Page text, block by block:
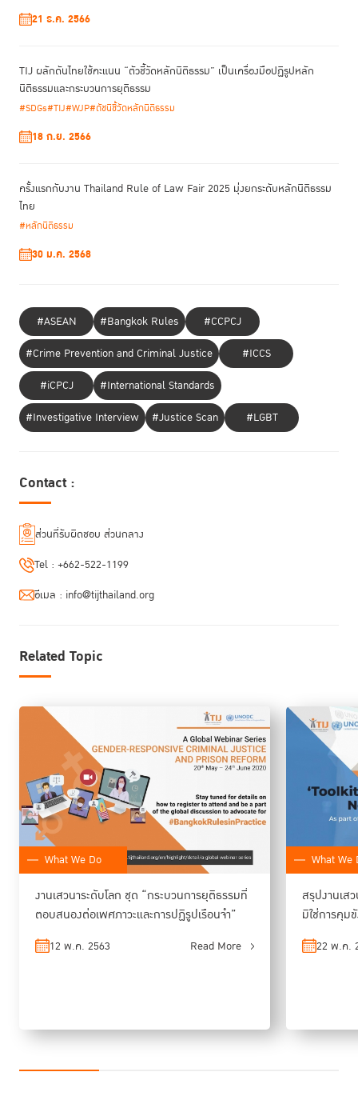
ถึงเรื่องราว และเสริมพลังให้พวกเธอ เพราะเสียงของพวกเธอ
“เมื่อมองไปถึงอนาคตในอีก 10 ปีข้างหน้า เราจำเป็นต้อง
ทำงานร่วมกันทั้งในระดับรัฐบาล ภาคประชาสังคม ภาคเอกชน
การปรับปรุงกระบวนการยุติธรรมอย่างเป็นรูปธรรม โดยมอง
พวกเธอกลับคืนสู่สังคมได้อย่างยั่งยืนต่อไป”
งานประชุมระดับสูงผ่านช่องทางออนไลน์ในครั้งนี้ ยังมีผู้เชี่ยวชาญด้านการ
ออสเตรีย โอลิเวีย โรป ผู้อำนวยการ PRI แคทเธอรีน เฮิร์ด ผู้อำนวยการ
ซึ่งดำเนินรายการโดยชลธิช ชื่นอุระ ผู้อำนวยการสำนักส่งเสริมข้อกำหนด
กรุงเทพและการปฏิบัติต่อผู้กระทำผิด TIJ
Dr. Catherine Heard's PowerPoint
21 ธ.ค. 2566
TIJ ผลักดันไทยใช้คะแนน “ตัวชี้วัดหลักนิติธรรม” เป็นเครื่องมือปฏิรูปหลัก
นิติธรรมและกระบวนการยุติธรรม
#SDGs#TIJ#WJP#ดัชนีชี้วัดหลักนิติธรรม
18 ก.ย. 2566
ครั้งแรกกับงาน Thailand Rule of Law Fair 2025 มุ่งยกระดับหลักนิติธรรม
ไทย
#หลักนิติธรรม
30 ม.ค. 2568
#ASEAN #Bangkok Rules
#CCPCJ
#Crime Prevention and Criminal Justice
#ICCS
#iCPCJ
#International Standards
#Investigative Interview
#Justice Scan #LGBT
Contact :
ส่วนที่รับผิดชอบ ส่วนกลาง
Tel : +662-522-1199
อีเมล : info@tijthailand.org
Related Topic
What We Do
งานเสวนาระดับโลก ชุด “กระบวนการยุติธรรมที่
ตอบสนองต่อเพศภาวะและการปฏิรูปเรือนจำ”
12 พ.ค. 2563 Read More
What We
สรุปงานเส
มิใช่การคุม
22 พ.ค.